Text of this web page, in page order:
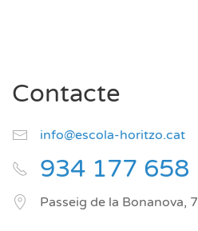
Contacte
info@escola-horitzo.cat
934 177 658
Passeig de la Bonanova, 7